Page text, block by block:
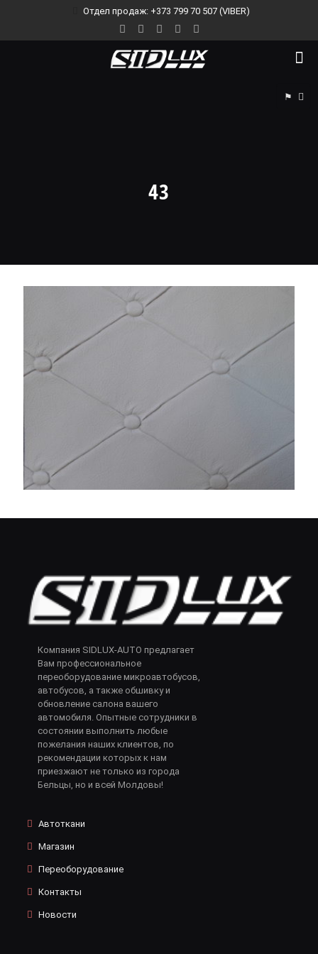
Отдел продаж: +373 799 70 507 (VIBER)
⚑
43
Компания SIDLUX-AUTO предлагает
Вам профессиональное
переоборудование микроавтобусов,
автобусов, а также обшивку и
обновление салона вашего
автомобиля. Опытные сотрудники в
состоянии выполнить любые
пожелания наших клиентов, по
рекомендации которых к нам
приезжают не только из города
Бельцы, но и всей Молдовы!
Автоткани
Магазин
Переоборудование
Контакты
Новости